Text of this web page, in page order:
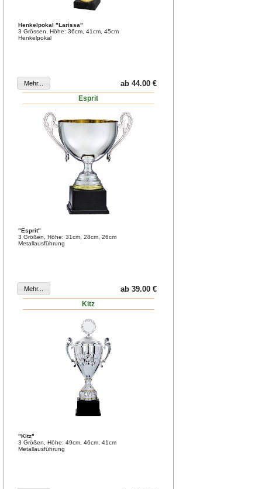
Henkelpokal "Larissa"
3 Grössen, Höhe: 36cm, 41cm, 45cm
Henkelpokal
ab 44.00 €
Esprit
"Esprit"
3 Größen, Höhe: 31cm, 28cm, 26cm
Metallausführung
ab 39.00 €
Kitz
"Kitz"
3 Größen, Höhe: 49cm, 46cm, 41cm
Metallausführung